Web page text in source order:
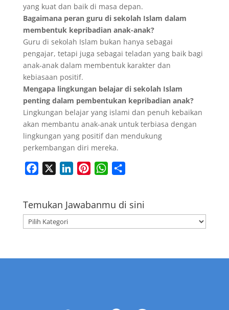
yang kuat dan baik di masa depan.
Bagaimana peran guru di sekolah Islam dalam
membentuk kepribadian anak-anak?
Guru di sekolah Islam bukan hanya sebagai
pengajar, tetapi juga sebagai teladan yang baik bagi
anak-anak dalam membentuk karakter dan
kebiasaan positif.
Mengapa lingkungan belajar di sekolah Islam
penting dalam pembentukan kepribadian anak?
Lingkungan belajar yang islami dan penuh kebaikan
akan membantu anak-anak untuk terbiasa dengan
lingkungan yang positif dan mendukung
perkembangan diri mereka.
e
b
k
k
n
t
s
W
t
p
r
Temukan Jawabanmu di sini
Temukan
Jawabanmu